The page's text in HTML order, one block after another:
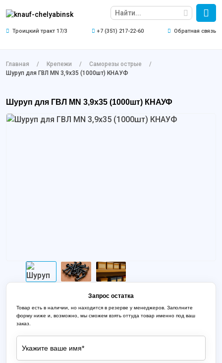
Троицкий тракт 17/3 +7 (351) 217-22-60 Обратная связь
Главная Крепежи
Саморезы острые
Шуруп для ГВЛ MN 3,9х35 (1000шт) КНАУФ
Шуруп для ГВЛ MN 3,9х35 (1000шт) КНАУФ
Запрос остатка
Товар есть в наличии, но находится в резерве у менеджеров. Заполните
форму ниже и, возможно, мы сможем взять оттуда товар именно под ваш
заказ.